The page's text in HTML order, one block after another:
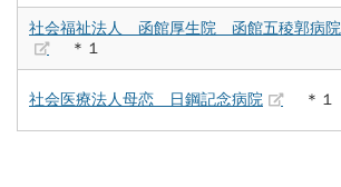
社会福祉法人 函館厚生院 函館五稜郭病院
＊１
社会医療法人母恋 日鋼記念病院 ＊１